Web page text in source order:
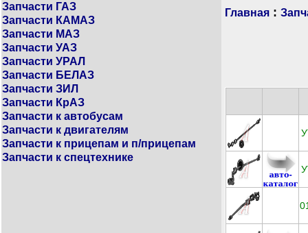
Запчасти ГАЗ
Запчасти КАМАЗ
Запчасти МАЗ
Запчасти УАЗ
Запчасти УРАЛ
Запчасти БЕЛАЗ
Запчасти ЗИЛ
Запчасти КрАЗ
Запчасти к автобусам
Запчасти к двигателям
Запчасти к прицепам и п/прицепам
Запчасти к спецтехнике
Главная :